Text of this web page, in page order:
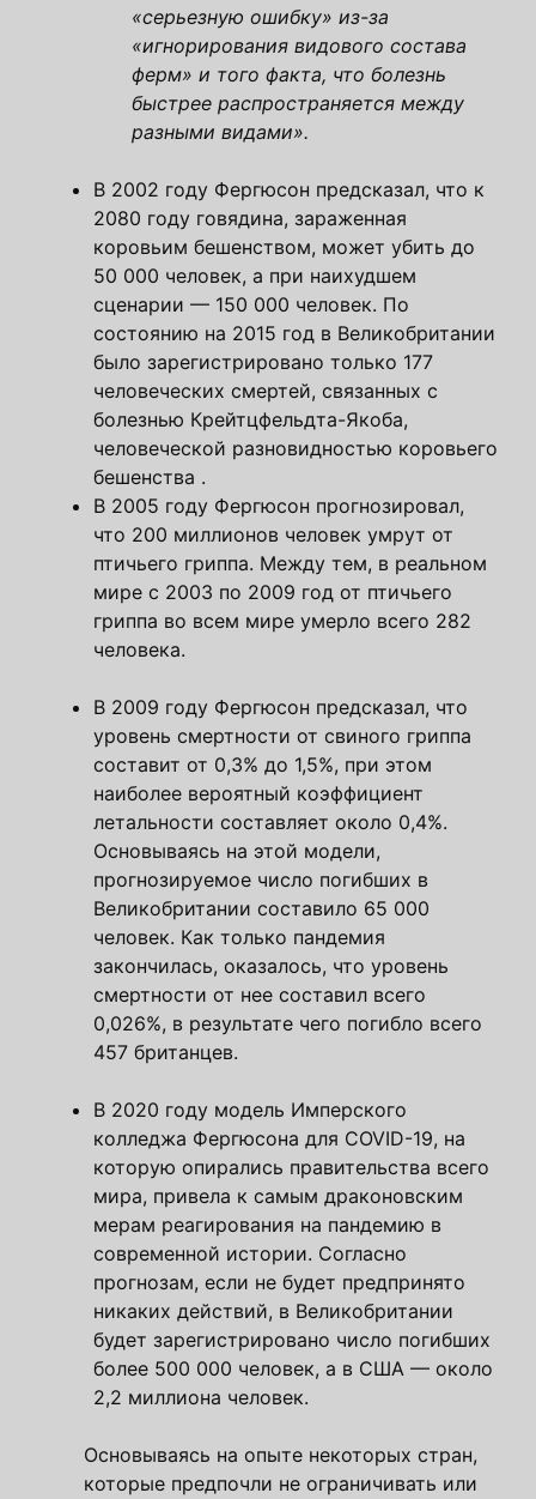
«серьезную ошибку» из-за
«игнорирования видового состава
ферм» и того факта, что болезнь
быстрее распространяется между
разными видами».
В 2002 году Фергюсон предсказал, что к
2080 году говядина, зараженная
коровьим бешенством, может убить до
50 000 человек, а при наихудшем
сценарии — 150 000 человек. По
состоянию на 2015 год в Великобритании
было зарегистрировано только 177
человеческих смертей, связанных с
болезнью Крейтцфельдта-Якоба,
человеческой разновидностью коровьего
бешенства .
В 2005 году Фергюсон прогнозировал,
что 200 миллионов человек умрут от
птичьего гриппа. Между тем, в реальном
мире с 2003 по 2009 год от птичьего
гриппа во всем мире умерло всего 282
человека.
В 2009 году Фергюсон предсказал, что
уровень смертности от свиного гриппа
составит от 0,3% до 1,5%, при этом
наиболее вероятный коэффициент
летальности составляет около 0,4%.
Основываясь на этой модели,
прогнозируемое число погибших в
Великобритании составило 65 000
человек. Как только пандемия
закончилась, оказалось, что уровень
смертности от нее составил всего
0,026%, в результате чего погибло всего
457 британцев.
В 2020 году модель Имперского
колледжа Фергюсона для COVID-19, на
которую опирались правительства всего
мира, привела к самым драконовским
мерам реагирования на пандемию в
современной истории. Согласно
прогнозам, если не будет предпринято
никаких действий, в Великобритании
будет зарегистрировано число погибших
более 500 000 человек, а в США — около
2,2 миллиона человек.
Основываясь на опыте некоторых стран,
которые предпочли не ограничивать или